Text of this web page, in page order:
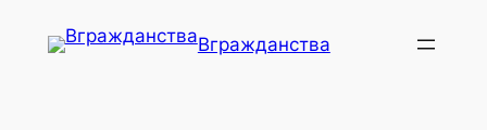
Вгражданства